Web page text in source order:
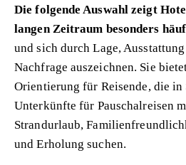
Die folgende Auswahl zeigt
langen Zeitraum besonders
und sich durch Lage,
Nachfrage auszeichnen. Sie
Orientierung für Reisende, die in
Unterkünfte für Pauschalreisen
Strandurlaub,
und Erholung suchen.